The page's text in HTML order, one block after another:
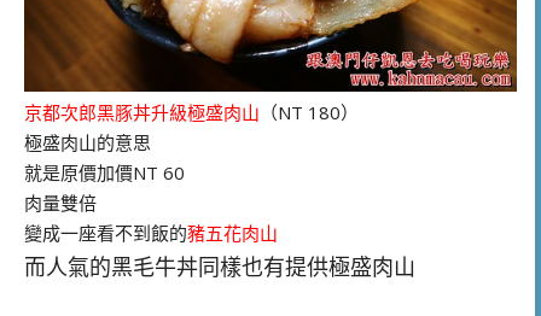
京都次郎黑豚丼升級極盛肉山 （NT 180）
極盛肉山的意思
就是原價加價NT 60
肉量雙倍
變成一座看不到飯的豬五花肉山
而人氣的黑毛牛丼同樣也有提供極盛肉山